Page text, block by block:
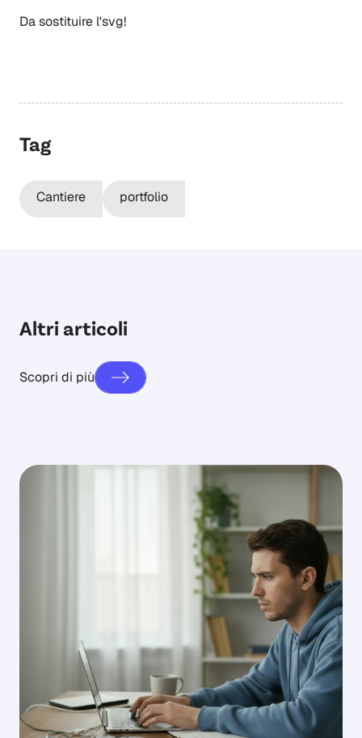
Da sostituire l'svg!
Tag
Cantiere portfolio
Altri articoli
Scopri di più